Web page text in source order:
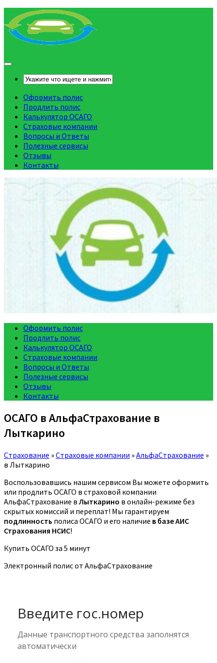
Оформить полис
Продлить полис
Калькулятор ОСАГО
Страховые компании
Вопросы и Ответы
Полезные сервисы
Отзывы
Контакты
Оформить полис
Продлить полис
Калькулятор ОСАГО
Страховые компании
Вопросы и Ответы
Полезные сервисы
Отзывы
Контакты
ОСАГО в АльфаСтрахование в
Лыткарино
Страхование »Страховые компании »АльфаСтрахование »
в Лыткарино
Воспользовавшись нашим сервисом Вы можете оформить
или продлить ОСАГО в страховой компании
АльфаСтрахование в Лыткарино в онлайн-режиме без
скрытых комиссий и переплат! Мы гарантируем
подлинность полиса ОСАГО и его наличие в базе АИС
Страхования НСИС!
Купить ОСАГО за 5 минут
Электронный полис от АльфаСтрахование